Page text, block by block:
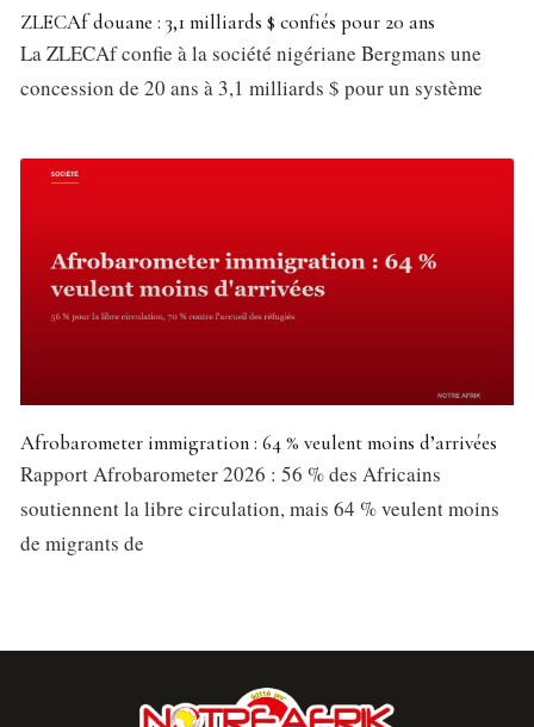
ZLECAf douane : 3,1 milliards $ confiés pour 20 ans
La ZLECAf confie à la société nigériane Bergmans une
concession de 20 ans à 3,1 milliards $ pour un système
Afrobarometer immigration : 64 % veulent moins d’arrivées
Rapport Afrobarometer 2026 : 56 % des Africains
soutiennent la libre circulation, mais 64 % veulent moins
de migrants de